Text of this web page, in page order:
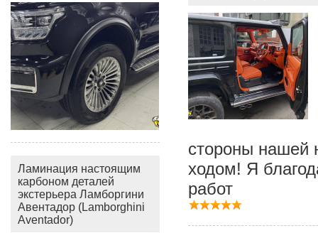
Ламинация настоящим
карбоном деталей
экстерьера Ламборгини
Авентадор (Lamborghini
Aventador)
стороны нашей
ходом! Я
работ